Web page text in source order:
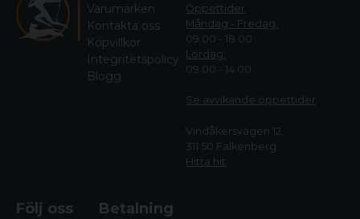
Varumärken
Kontakta oss
Köpvillkor
Integritetspolicy
Blogg
Öppettider
Måndag - Fredag:
09.00 - 18.00
Lördag:
09.00 - 14.00
Se avvikande öppettider
Vindåkersvägen 12,
311 50 Falkenberg
Hitta hit
Följ oss Betalning